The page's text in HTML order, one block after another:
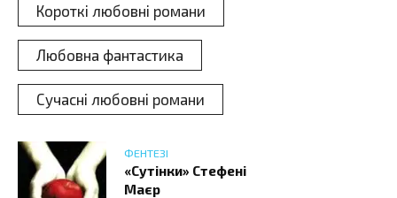
Короткі любовні романи
Любовна фантастика
Сучасні любовні романи
ФЕНТЕЗІ
«Сутінки» Стефені
Маєр